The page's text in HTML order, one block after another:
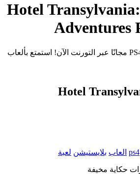
Hotel
Adventures
احصل على تحميل لعبة PS4 مجانًا عبر التورنت الآن! استمتع بألعاب
Hotel
ps4 العاب بلايستيشن لعبة
حكاية مخيفة